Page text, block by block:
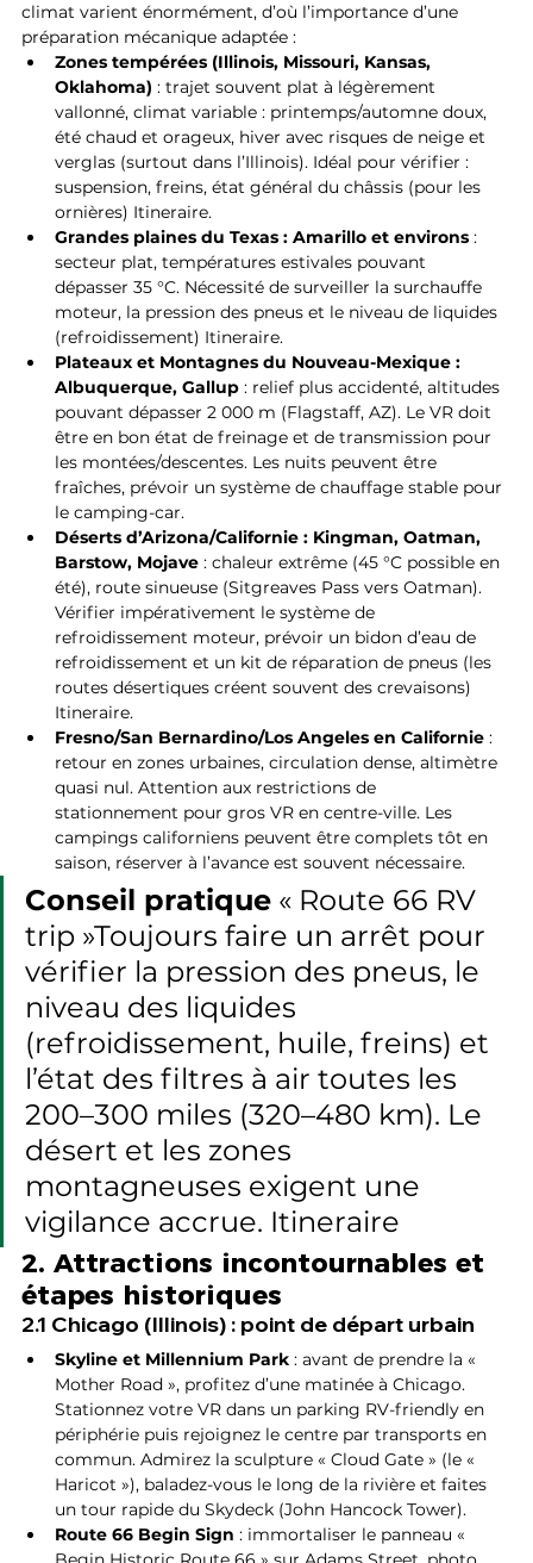
climat varient énormément, d’où l’importance d’une
préparation mécanique adaptée :
Zones tempérées (Illinois, Missouri, Kansas,
Oklahoma) : trajet souvent plat à légèrement
vallonné, climat variable : printemps/automne doux,
été chaud et orageux, hiver avec risques de neige et
verglas (surtout dans l’Illinois). Idéal pour vérifier :
suspension, freins, état général du châssis (pour les
ornières) Itineraire.
Grandes plaines du Texas : Amarillo et environs :
secteur plat, températures estivales pouvant
dépasser 35 °C. Nécessité de surveiller la surchauffe
moteur, la pression des pneus et le niveau de liquides
(refroidissement) Itineraire.
Plateaux et Montagnes du Nouveau-Mexique :
Albuquerque, Gallup : relief plus accidenté, altitudes
pouvant dépasser 2 000 m (Flagstaff, AZ). Le VR doit
être en bon état de freinage et de transmission pour
les montées/descentes. Les nuits peuvent être
fraîches, prévoir un système de chauffage stable pour
le camping-car.
Déserts d’Arizona/Californie : Kingman, Oatman,
Barstow, Mojave : chaleur extrême (45 °C possible en
été), route sinueuse (Sitgreaves Pass vers Oatman).
Vérifier impérativement le système de
refroidissement moteur, prévoir un bidon d’eau de
refroidissement et un kit de réparation de pneus (les
routes désertiques créent souvent des crevaisons)
Itineraire.
Fresno/San Bernardino/Los Angeles en Californie :
retour en zones urbaines, circulation dense, altimètre
quasi nul. Attention aux restrictions de
stationnement pour gros VR en centre-ville. Les
campings californiens peuvent être complets tôt en
saison, réserver à l’avance est souvent nécessaire.
Conseil pratique « Route 66 RV
trip »Toujours faire un arrêt pour
vérifier la pression des pneus, le
niveau des liquides
(refroidissement, huile, freins) et
l’état des filtres à air toutes les
200–300 miles (320–480 km). Le
désert et les zones
montagneuses exigent une
vigilance accrue. Itineraire
2. Attractions incontournables et
étapes historiques
2.1 Chicago (Illinois) : point de départ urbain
Skyline et Millennium Park : avant de prendre la «
Mother Road », profitez d’une matinée à Chicago.
Stationnez votre VR dans un parking RV-friendly en
périphérie puis rejoignez le centre par transports en
commun. Admirez la sculpture « Cloud Gate » (le «
Haricot »), baladez-vous le long de la rivière et faites
un tour rapide du Skydeck (John Hancock Tower).
Route 66 Begin Sign : immortaliser le panneau «